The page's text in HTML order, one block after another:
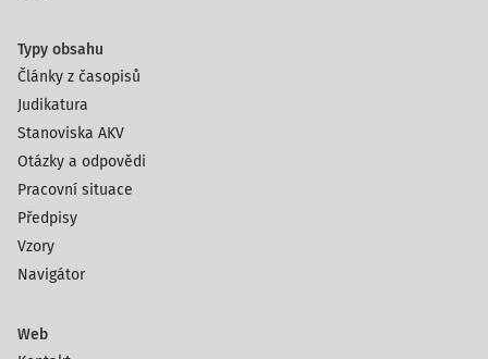
Typy obsahu
Články z časopisů
Judikatura
Stanoviska AKV
Otázky a odpovědi
Pracovní situace
Předpisy
Vzory
Navigátor
Web